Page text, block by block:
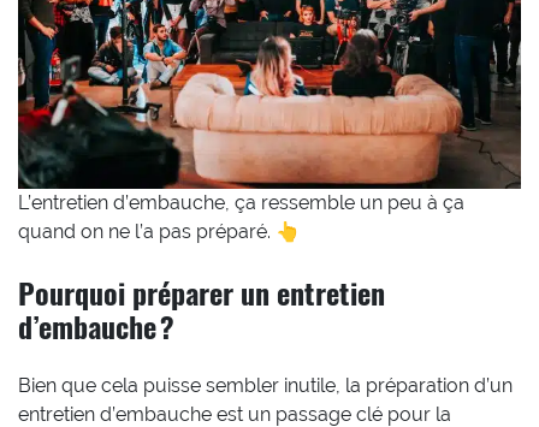
L’entretien d’embauche, ça ressemble un peu à ça
quand on ne l’a pas préparé. 👆
Pourquoi préparer un entretien
d’embauche ?
Bien que cela puisse sembler inutile, la préparation d’un
entretien d’embauche est un passage clé pour la